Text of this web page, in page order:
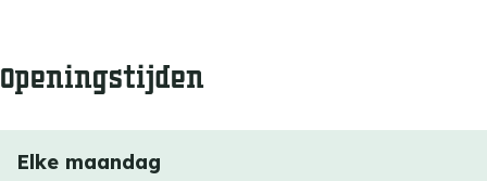
e
r
Openingstijden
Elke maandag